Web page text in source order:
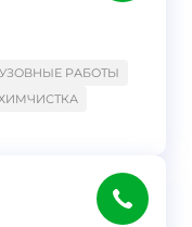
РАБОТЫ